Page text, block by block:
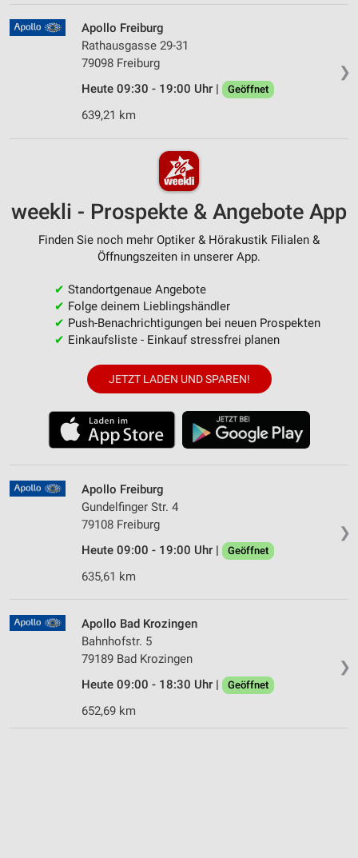
❯
Apollo Freiburg
Rathausgasse 29-31
79098 Freiburg
Heute 09:30 - 19:00 Uhr |
Geöffnet
639,21 km
weekli - Prospekte & Angebote App
Finden Sie noch mehr Optiker & Hörakustik Filialen &
Öffnungszeiten in unserer App.
✔ Standortgenaue Angebote
✔ Folge deinem Lieblingshändler
✔ Push-Benachrichtigungen bei neuen Prospekten
✔ Einkaufsliste - Einkauf stressfrei planen
JETZT LADEN UND SPAREN!
❯
Apollo Freiburg
Gundelfinger Str. 4
79108 Freiburg
Heute 09:00 - 19:00 Uhr |
Geöffnet
635,61 km
❯
Apollo Bad Krozingen
Bahnhofstr. 5
79189 Bad Krozingen
Heute 09:00 - 18:30 Uhr |
Geöffnet
652,69 km